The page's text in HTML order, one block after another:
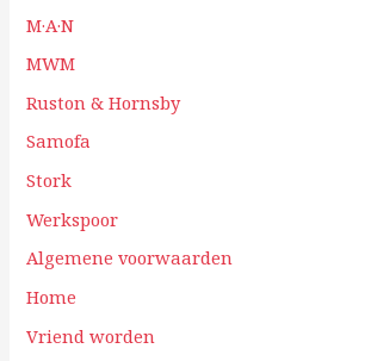
M·A·N
MWM
Ruston & Hornsby
Samofa
Stork
Werkspoor
Algemene voorwaarden
Home
Vriend worden